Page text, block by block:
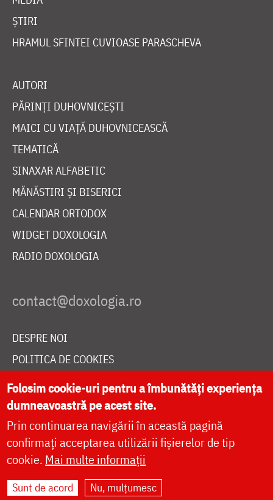
ȘTIRI
HRAMUL SFINTEI CUVIOASE PARASCHEVA
AUTORI
PĂRINȚI DUHOVNICEȘTI
MAICI CU VIAȚĂ DUHOVNICEASCĂ
TEMATICĂ
SINAXAR ALFABETIC
MĂNĂSTIRI ȘI BISERICI
CALENDAR ORTODOX
WIDGET DOXOLOGIA
RADIO DOXOLOGIA
DESPRE NOI
POLITICA DE COOKIES
DONEAZĂ ONLINE PENTRU CATEDRALA NAȚIONALĂ
LIVE
Site dezvoltat deDOXOLOGIA MEDIA
Folosim cookie-uri pentru a îmbunătăți experiența
dumneavoastră pe acest site.
Prin continuarea navigării în această pagină
confirmați acceptarea utilizării fișierelor de tip
cookie. Mai multe informații
Sunt de acord Nu, mulțumesc